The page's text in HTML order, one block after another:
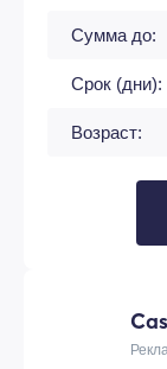
Сумма до:
Срок (дни):
Возраст: